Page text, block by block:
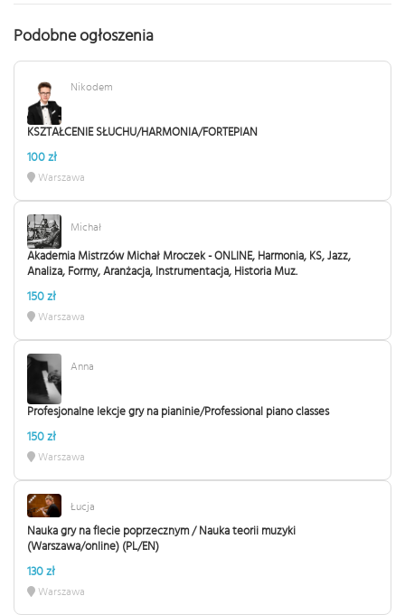
Podobne ogłoszenia
Nikodem
KSZTAŁCENIE SŁUCHU/HARMONIA/FORTEPIAN
100 zł
Warszawa
Michał
Akademia Mistrzów Michał Mroczek - ONLINE, Harmonia, KS, Jazz,
Analiza, Formy, Aranżacja, Instrumentacja, Historia Muz.
150 zł
Warszawa
Anna
Profesjonalne lekcje gry na pianinie/Professional piano classes
150 zł
Warszawa
Łucja
Nauka gry na flecie poprzecznym / Nauka teorii muzyki
(Warszawa/online) (PL/EN)
130 zł
Warszawa